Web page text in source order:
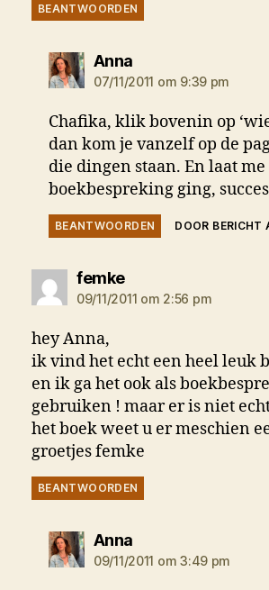
BEANTWOORDEN
Annazegt:
07/11/2011 om 9:39 pm
Chafika, klik bovenin op
dan kom je vanzelf op de
die dingen staan. En laat
boekbespreking ging,
BEANTWOORDEN DOOR BERICHT
femkezegt:
09/11/2011 om 2:56 pm
hey Anna,
ik vind het echt een heel leuk
en ik ga het ook als
gebruiken ! maar er is niet
het boek weet u er meschien
groetjes femke
BEANTWOORDEN
Annazegt:
09/11/2011 om 3:49 pm